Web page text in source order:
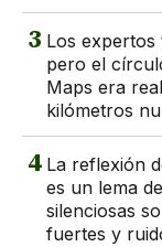
3 Los
pero el
Maps era
kilómetros
4 La reflexión
es un lema
silenciosas
fuertes y